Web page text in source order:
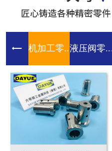
机加工零...液压阀零...